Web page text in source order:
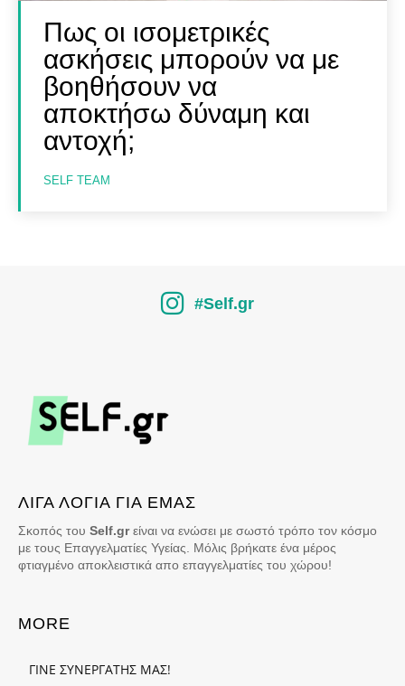
Πως οι ισομετρικές
ασκήσεις μπορούν να με
βοηθήσουν να
αποκτήσω δύναμη και
αντοχή;
SELF TEAM
#Self.gr
ΛΙΓΑ ΛΟΓΙΑ ΓΙΑ ΕΜΑΣ
Σκοπός του Self.grείναι να ενώσει με σωστό τρόπο τον κόσμο
με τους Επαγγελματίες Υγείας. Μόλις βρήκατε ένα μέρος
φτιαγμένο αποκλειστικά απο επαγγελματίες του χώρου!
MORE
ΓΙΝΕ ΣΥΝΕΡΓΑΤΗΣ ΜΑΣ!